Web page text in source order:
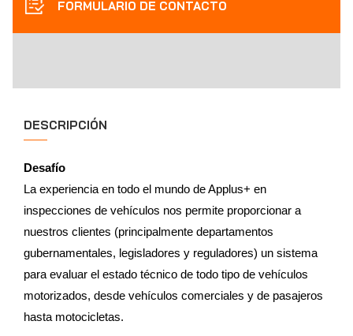
FORMULARIO DE CONTACTO
DESCRIPCIÓN
Desafío
La experiencia en todo el mundo de Applus+ en
inspecciones de vehículos nos permite proporcionar a
nuestros clientes (principalmente departamentos
gubernamentales, legisladores y reguladores) un sistema
para evaluar el estado técnico de todo tipo de vehículos
motorizados, desde vehículos comerciales y de pasajeros
hasta motocicletas.